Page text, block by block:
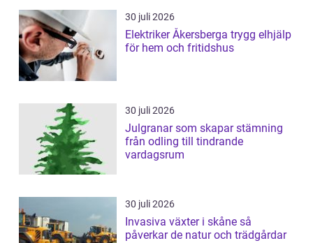
30 juli 2026
Elektriker Åkersberga trygg elhjälp
för hem och fritidshus
30 juli 2026
Julgranar som skapar stämning
från odling till tindrande
vardagsrum
30 juli 2026
Invasiva växter i skåne så
påverkar de natur och trädgårdar